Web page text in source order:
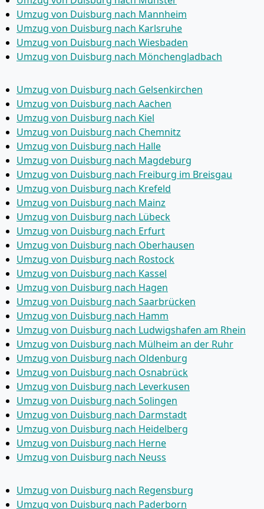
Umzug von Duisburg nach Mannheim
Umzug von Duisburg nach Karlsruhe
Umzug von Duisburg nach Wiesbaden
Umzug von Duisburg nach Mönchen­gladbach
Umzug von Duisburg nach Gelsenkirchen
Umzug von Duisburg nach Aachen
Umzug von Duisburg nach Kiel
Umzug von Duisburg nach Chemnitz
Umzug von Duisburg nach Halle
Umzug von Duisburg nach Magdeburg
Umzug von Duisburg nach Freiburg im Breisgau
Umzug von Duisburg nach Krefeld
Umzug von Duisburg nach Mainz
Umzug von Duisburg nach Lübeck
Umzug von Duisburg nach Erfurt
Umzug von Duisburg nach Oberhausen
Umzug von Duisburg nach Rostock
Umzug von Duisburg nach Kassel
Umzug von Duisburg nach Hagen
Umzug von Duisburg nach Saarbrücken
Umzug von Duisburg nach Hamm
Umzug von Duisburg nach Ludwigshafen am Rhein
Umzug von Duisburg nach Mülheim an der Ruhr
Umzug von Duisburg nach Oldenburg
Umzug von Duisburg nach Osnabrück
Umzug von Duisburg nach Leverkusen
Umzug von Duisburg nach Solingen
Umzug von Duisburg nach Darmstadt
Umzug von Duisburg nach Heidelberg
Umzug von Duisburg nach Herne
Umzug von Duisburg nach Neuss
Umzug von Duisburg nach Regensburg
Umzug von Duisburg nach Paderborn